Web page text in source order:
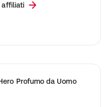
affiliati
Profumo da Uomo